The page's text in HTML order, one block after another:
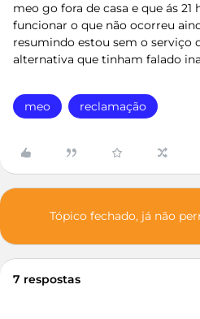
meo go fora de casa e que ás 21
funcionar o que não ocorreu
resumindo estou sem o serviço
alternativa que tinham falado
meo reclamação
Tópico fechado, já não
7 respostas